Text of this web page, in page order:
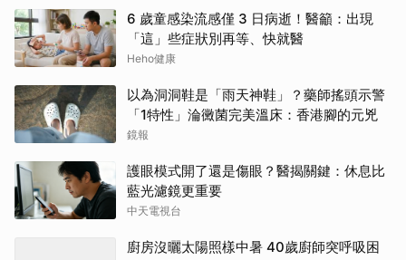
6 歲童感染流感僅 3 日病逝！醫籲：出現
「這」些症狀別再等、快就醫
Heho健康
以為洞洞鞋是「雨天神鞋」？藥師搖頭示警
「1特性」淪黴菌完美溫床：香港腳的元兇
鏡報
護眼模式開了還是傷眼？醫揭關鍵：休息比
藍光濾鏡更重要
中天電視台
廚房沒曬太陽照樣中暑 40歲廚師突呼吸困